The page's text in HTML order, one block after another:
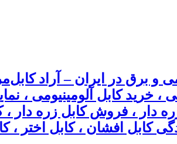
، خرید کابل آلومینیومی
دار ، فروش کابل زره دار
کابل افشان ، کابل اختر ،